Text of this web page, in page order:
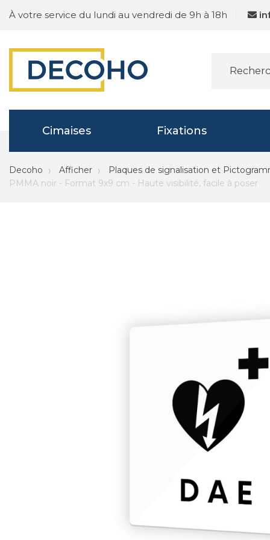
À votre service du lundi au vendredi de 9h à 18h
Cimaises Fixations
Decoho Afficher
Plaques de signalisation et
PMMA noir - Format 9x9 cm - Haute visibilité, facile à poser